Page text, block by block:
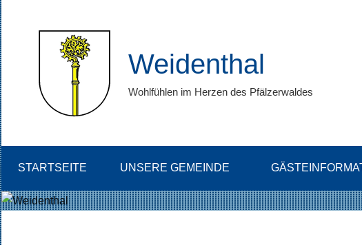
Zum
Inhalt
springen
Weidenthal
Wohlfühlen im Herzen des Pfälzerwaldes
STARTSEITE UNSERE GEMEINDE